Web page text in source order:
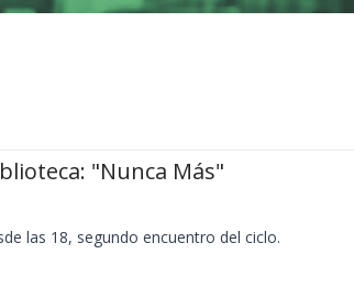
"Nunca Más"
las 18, segundo encuentro del ciclo.